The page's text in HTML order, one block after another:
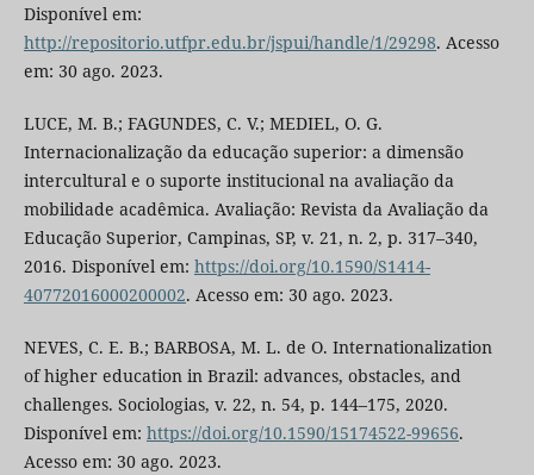
Disponível em:
http://repositorio.utfpr.edu.br/jspui/handle/1/29298. Acesso
em: 30 ago. 2023.
LUCE, M. B.; FAGUNDES, C. V.; MEDIEL, O. G.
Internacionalização da educação superior: a dimensão
intercultural e o suporte institucional na avaliação da
mobilidade acadêmica. Avaliação: Revista da Avaliação da
Educação Superior, Campinas, SP, v. 21, n. 2, p. 317–340,
2016. Disponível em: https://doi.org/10.1590/S1414-
40772016000200002. Acesso em: 30 ago. 2023.
NEVES, C. E. B.; BARBOSA, M. L. de O. Internationalization
of higher education in Brazil: advances, obstacles, and
challenges. Sociologias, v. 22, n. 54, p. 144–175, 2020.
Disponível em: https://doi.org/10.1590/15174522-99656.
Acesso em: 30 ago. 2023.